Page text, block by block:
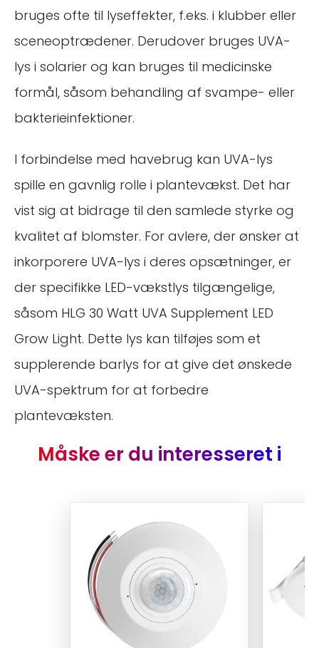
bruges ofte til lyseffekter, f.eks. i klubber eller
sceneoptrædener. Derudover bruges UVA-
lys i solarier og kan bruges til medicinske
formål, såsom behandling af svampe- eller
bakterieinfektioner.
I forbindelse med havebrug kan UVA-lys
spille en gavnlig rolle i plantevækst. Det har
vist sig at bidrage til den samlede styrke og
kvalitet af blomster. For avlere, der ønsker at
inkorporere UVA-lys i deres opsætninger, er
der specifikke LED-vækstlys tilgængelige,
såsom HLG 30 Watt UVA Supplement LED
Grow Light. Dette lys kan tilføjes som et
supplerende barlys for at give det ønskede
UVA-spektrum for at forbedre
plantevæksten.
Måske er du interesseret i